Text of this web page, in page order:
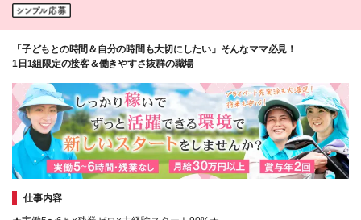
ります。 ‥‥‥‥‥‥‥‥‥‥‥‥‥‥‥ ※勤務地はご希望を考慮し
ます ※県外在住者の応募も大歓迎です！ ※変更の範
囲：上記を除く当社関連勤務地
「子どもとの時間＆自分の時間も大切にしたい」そんなママ必見！
1日1組限定の接客＆働きやすさ抜群の職場
仕事内容